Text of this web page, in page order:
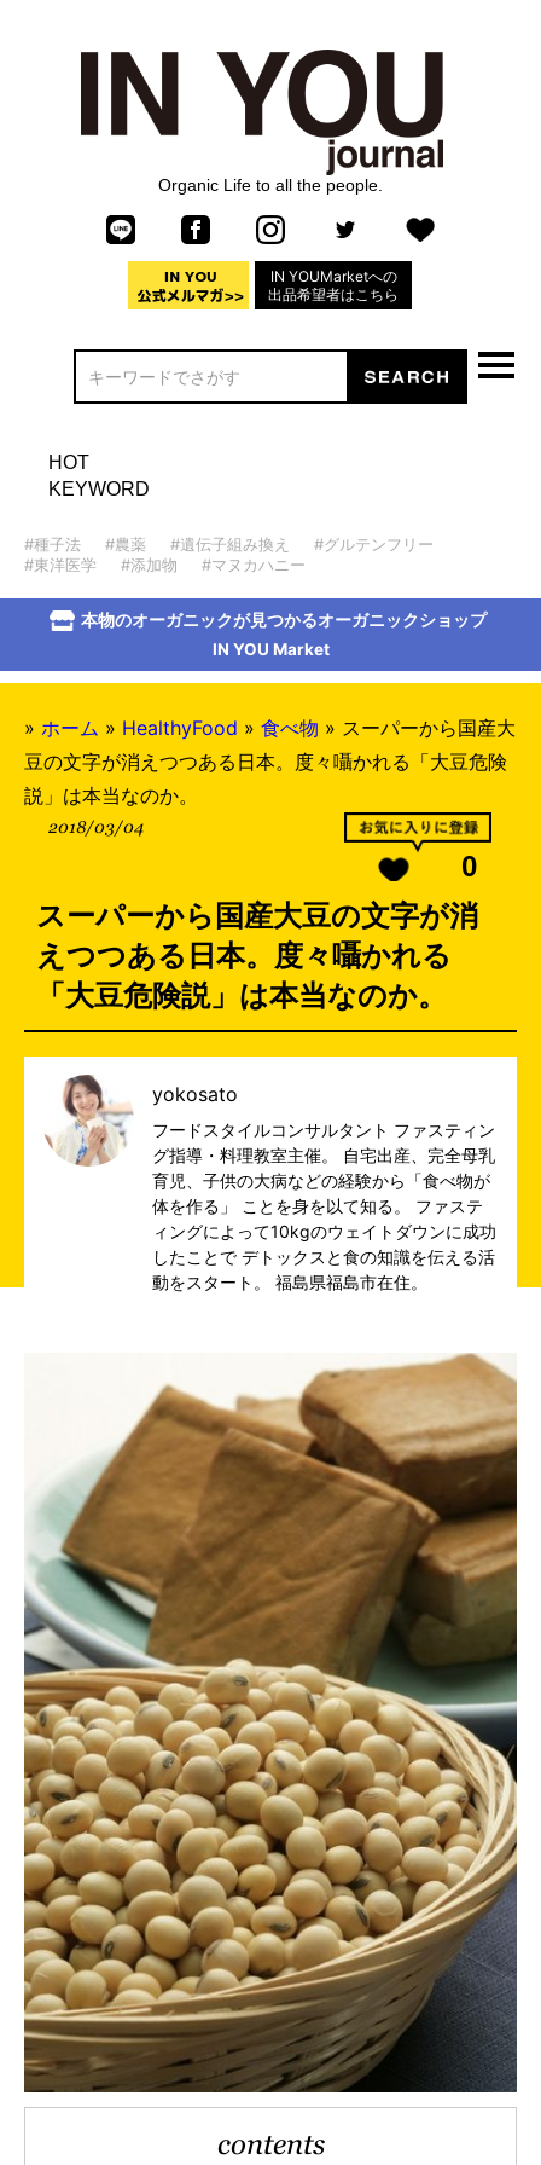
Organic Life to all the people.
IN YOUMarketへの
出品希望者はこちら
HOT
KEYWORD
#種子法 #農薬 #遺伝子組み換え
#グルテンフリー
#東洋医学
#添加物 #マヌカハニー
本物のオーガニックが見つかるオーガニックショップ
IN YOU Market
» ホーム » HealthyFood » 食べ物 » スーパーから国産大
豆の文字が消えつつある日本。度々囁かれる「大豆危険
説」は本当なのか。
2018/03/04
0
スーパーから国産大豆の文字が消
えつつある日本。度々囁かれる
「大豆危険説」は本当なのか。
yokosato
フードスタイルコンサルタント ファスティン
グ指導・料理教室主催。 自宅出産、完全母乳
育児、子供の大病などの経験から「食べ物が
体を作る」 ことを身を以て知る。 ファステ
ィングによって10kgのウェイトダウンに成功
したことで デトックスと食の知識を伝える活
動をスタート。 福島県福島市在住。
contents